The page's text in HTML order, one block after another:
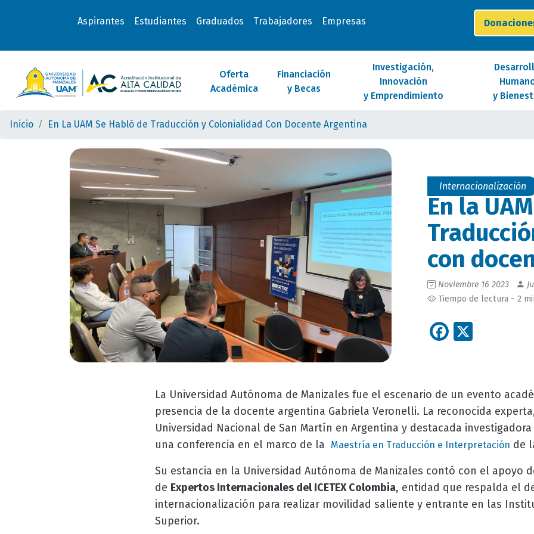
Aspirantes Estudiantes Graduados Trabajadores Empresas
Oferta
Académica
Financiación
y Becas
Investigación,
Innovación
y Emprendimiento
y
Inicio En La UAM Se Habló de Traducción y Colonialidad Con Docente Argentina
Internacionalización
En la
con
Noviembre 16 2023
Tiempo de lectura ~ 2
Facebook
La Universidad Autónoma de Manizales fue el escenario de un evento
presencia de la docente argentina Gabriela Veronelli. La reconocida
Universidad Nacional de San Martín en Argentina y destacada investigadora
una conferencia en el marco de la Maestría en Traducción e Interpretación de
Su estancia en la Universidad Autónoma de Manizales contó con el apoyo
de Expertos Internacionales del ICETEX Colombia, entidad que respalda el
internacionalización para realizar movilidad saliente y entrante en las
Superior.